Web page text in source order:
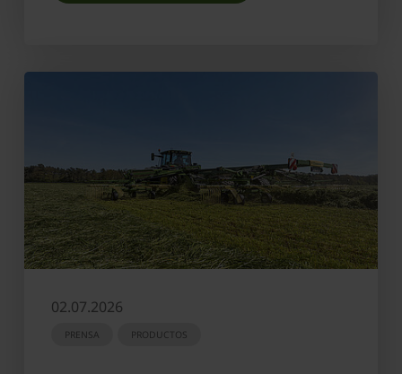
02.07.2026
PRENSA PRODUCTOS